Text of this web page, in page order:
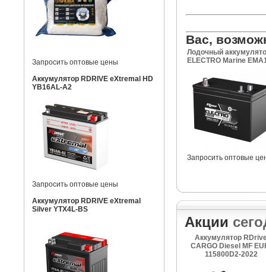
Запросить оптовые цены
Аккумулятор RDRIVE eXtremal HD
YB16AL-A2
Запросить оптовые цены
Аккумулятор RDRIVE eXtremal
Silver YTX4L-BS
Вас,
Лодочный
ELECTRO Marine
Запросить оптовые
Акции
Аккумулятор
CARGO Diesel MF
115800D2-2022